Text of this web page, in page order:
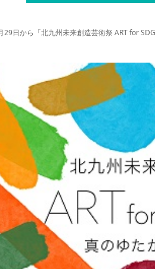
29日から「北九州未来創造芸術祭 ART for